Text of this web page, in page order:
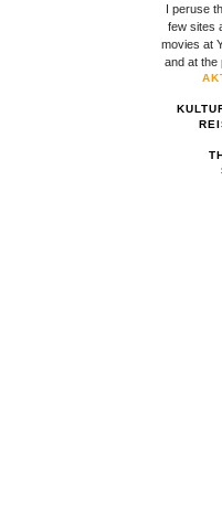
I peruse
few sites
movies at
and at the